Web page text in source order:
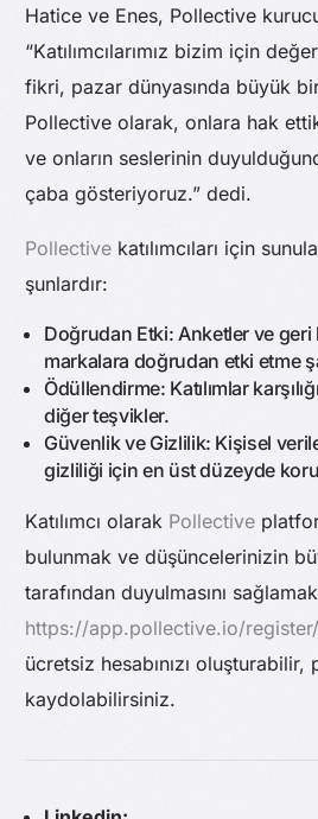
Hatice ve Enes, Pollective
“Katılımcılarımız bizim için
fikri, pazar dünyasında büyük
Pollective olarak, onlara hak
ve onların seslerinin
çaba gösteriyoruz.” dedi.
Pollective katılımcıları için
şunlardır:
Doğrudan Etki: Anketler ve
markalara doğrudan etki etme
Ödüllendirme: Katılımlar
diğer teşvikler.
Güvenlik ve Gizlilik: Kişisel
gizliliği için en üst düzeyde
Katılımcı olarak Pollective
bulunmak ve düşüncelerinizin
tarafından duyulmasını
https://app.pollective.io/
ücretsiz hesabınızı oluşturabilir,
kaydolabilirsiniz.